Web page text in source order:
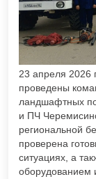
23 апреля 2026
проведены
ландшафтных
и ПЧ
региональной
проверена
ситуациях, а
оборудованием